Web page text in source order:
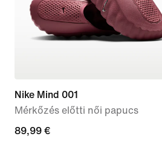
Nike Mind 001
Mérkőzés előtti női papucs
89,99
89,99 €